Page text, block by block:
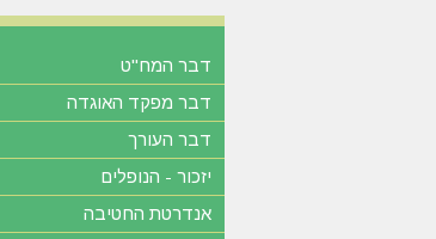
דבר המח"ט
דבר מפקד האוגדה
דבר העורך
יזכור - הנופלים
אנדרטת החטיבה